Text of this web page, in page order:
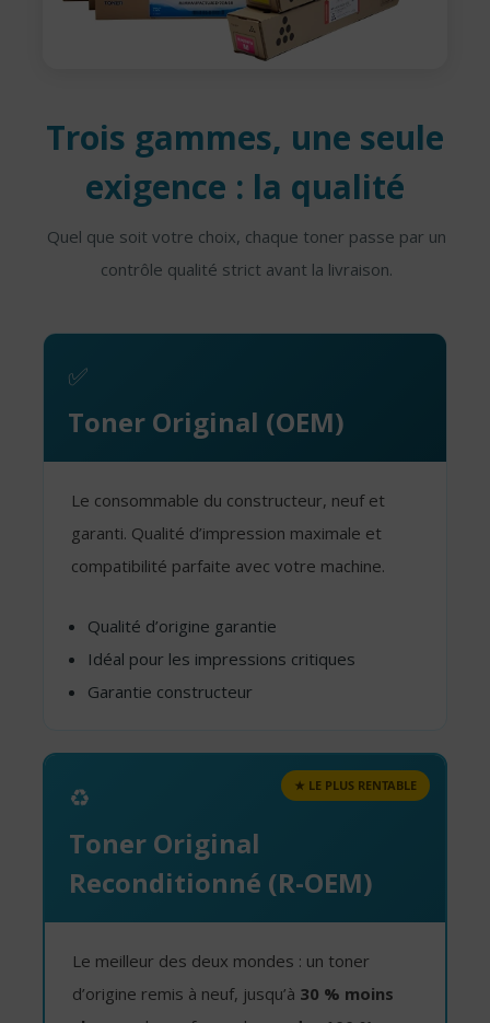
Trois gammes, une seule
exigence : la qualité
Quel que soit votre choix, chaque toner passe par un
contrôle qualité strict avant la livraison.
✅
Toner Original (OEM)
Le consommable du constructeur, neuf et
garanti. Qualité d’impression maximale et
compatibilité parfaite avec votre machine.
Qualité d’origine garantie
Idéal pour les impressions critiques
Garantie constructeur
★ LE PLUS RENTABLE
♻️
Toner Original
Reconditionné (R-OEM)
Le meilleur des deux mondes : un toner
d’origine remis à neuf, jusqu’à 30 % moins